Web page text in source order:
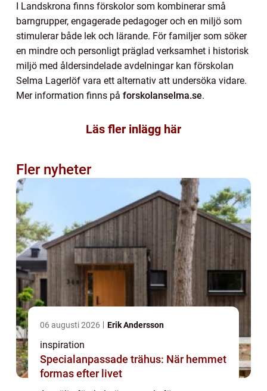
I Landskrona finns förskolor som kombinerar små
barngrupper, engagerade pedagoger och en miljö som
stimulerar både lek och lärande. För familjer som söker
en mindre och personligt präglad verksamhet i historisk
miljö med åldersindelade avdelningar kan förskolan
Selma Lagerlöf vara ett alternativ att undersöka vidare.
Mer information finns på forskolanselma.se.
Läs fler inlägg här
Fler nyheter
06 augusti 2026 Erik Andersson
inspiration
Specialanpassade trähus: När hemmet
formas efter livet